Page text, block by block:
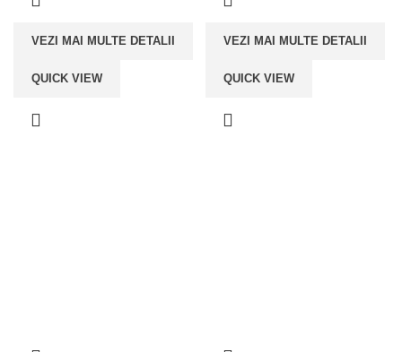
VEZI MAI MULTE DETALII
QUICK VIEW
VEZI MAI MULTE DETALII
QUICK VIEW